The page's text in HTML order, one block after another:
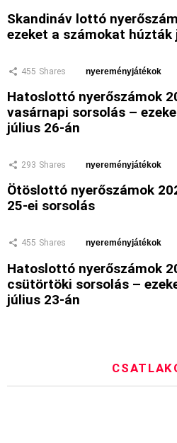
Skandináv lottó
ezeket a számokat húzták
455 Shares nyereményjátékok
Hatoslottó nyerőszámok
vasárnapi sorsolás –
július 26-án
293 Shares nyereményjátékok
Ötöslottó nyerőszámok
25-ei sorsolás
455 Shares nyereményjátékok
Hatoslottó nyerőszámok
csütörtöki sorsolás –
július 23-án